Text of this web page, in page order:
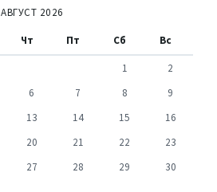
АВГУСТ 2026
Чт Пт Сб Вс
1
2
6 7 8
9
13 14 15
16
20 21 22
23
27 28 29
30